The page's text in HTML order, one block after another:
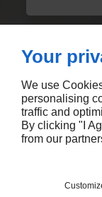
Your
We use
personalising
traffic and
By clicking "I
from our